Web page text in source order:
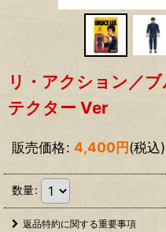
リ・アクション／
テクター Ver
販売価格: 4,400円(税込)
数量:
返品特約に関する重要事項